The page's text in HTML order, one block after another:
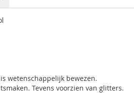
wetenschappelijk bewezen.
Tevens voorzien van glitters.